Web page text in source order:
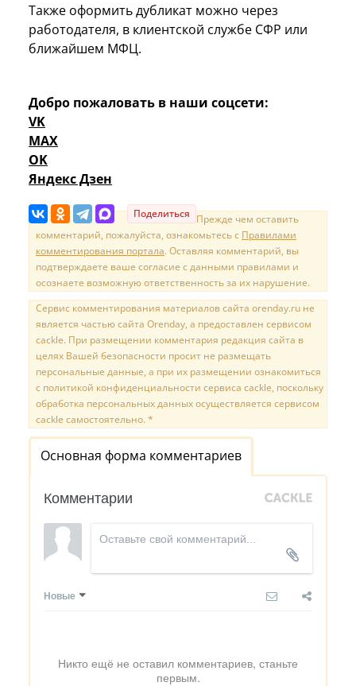
Также оформить дубликат можно через
работодателя, в клиентской службе СФР или
ближайшем МФЦ.
Добро пожаловать в наши соцсети:
VK
MAX
OK
Яндекс Дзен
Поделиться Прежде чем оставить
комментарий, пожалуйста, ознакомьтесь с Правилами
комментирования портала. Оставляя комментарий, вы
подтверждаете ваше согласие с данными правилами и
осознаете возможную ответственность за их нарушение.
Сервис комментирования материалов сайта orenday.ru не
является частью сайта Orenday, а предоставлен сервисом
cackle. При размещении комментария редакция сайта в
целях Вашей безопасности просит не размещать
персональные данные, а при их размещении ознакомиться
с политикой конфиденциальности сервиса cackle, поскольку
обработка персональных данных осуществляется сервисом
cackle самостоятельно. *
Основная форма комментариев
Комментарии
Новые
Никто ещё не оставил комментариев, станьте
первым.